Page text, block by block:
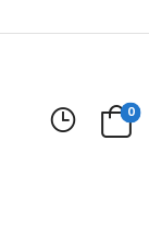
0